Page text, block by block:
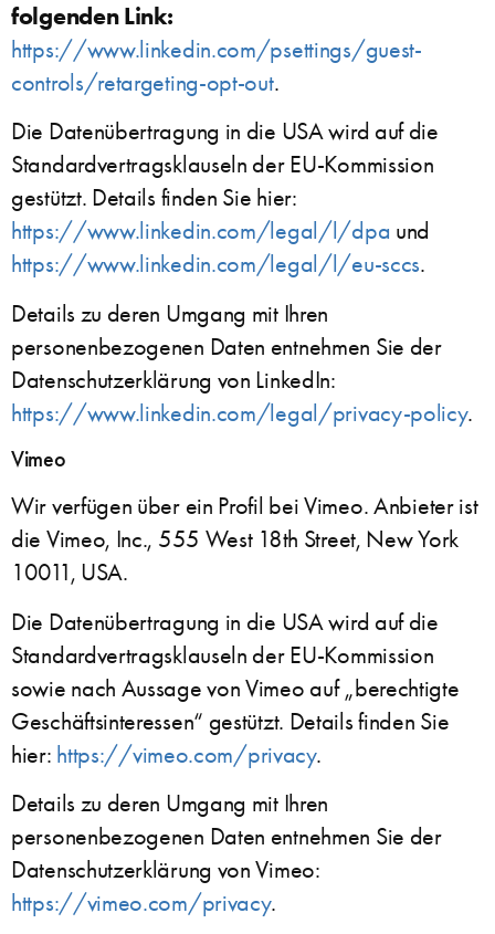
folgenden Link:
https://www.linkedin.com/psettings/guest-
controls/retargeting-opt-out.
Die Datenübertragung in die USA wird auf die
Standardvertragsklauseln der EU-Kommission
gestützt. Details finden Sie hier:
https://www.linkedin.com/legal/l/dpa und
https://www.linkedin.com/legal/l/eu-sccs.
Details zu deren Umgang mit Ihren
personenbezogenen Daten entnehmen Sie der
Datenschutzerklärung von LinkedIn:
https://www.linkedin.com/legal/privacy-policy.
Vimeo
Wir verfügen über ein Profil bei Vimeo. Anbieter ist
die Vimeo, Inc., 555 West 18th Street, New York
10011, USA.
Die Datenübertragung in die USA wird auf die
Standardvertragsklauseln der EU-Kommission
sowie nach Aussage von Vimeo auf „berechtigte
Geschäftsinteressen“ gestützt. Details finden Sie
hier: https://vimeo.com/privacy.
Details zu deren Umgang mit Ihren
personenbezogenen Daten entnehmen Sie der
Datenschutzerklärung von Vimeo:
https://vimeo.com/privacy.